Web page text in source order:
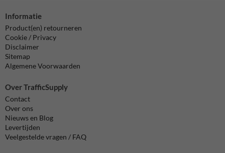
Informatie
Product(en) retourneren
Cookie / Privacy
Disclaimer
Sitemap
Algemene Voorwaarden
Over TrafficSupply
Contact
Over ons
Nieuws en Blog
Levertijden
Veelgestelde vragen / FAQ